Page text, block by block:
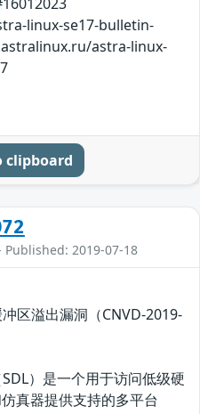
linux-se17-bulletin-
astra-linux-
clipboard
Published: 2019-07-18
区溢出漏洞（CNVD-2019-
）是一个用于访问低级硬
真器提供支持的多平台